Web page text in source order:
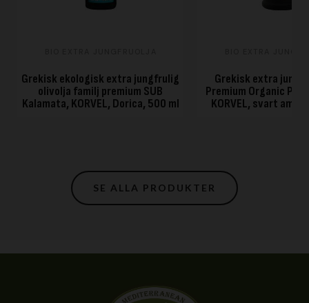
SNABB VISNING
Grekisk ekologisk extra jungfrulig
olivolja familj premium SUB
Kalamata, KORVEL, Dorica, 500 ml
SNABB
Grekisk extra
Premium Organic
KORVEL, svart
SE ALLA PRODUKTER